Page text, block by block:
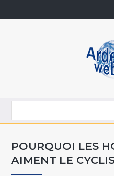
POURQUOI LES
AIMENT LE